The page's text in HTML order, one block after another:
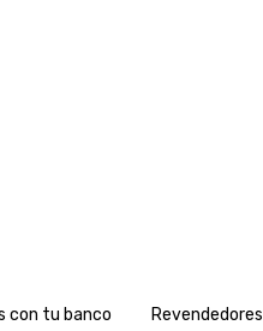
con tu banco Revendedores